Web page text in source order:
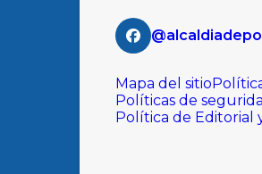
Mapa del sitio
Políticas de
Política de Editorial